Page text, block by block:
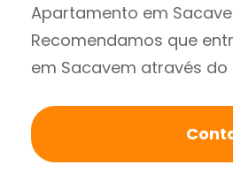
Apartamento em
Recomendamos que
em Sacavem através